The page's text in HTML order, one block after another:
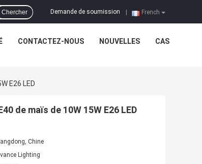
French
Demande de soumission
Chercher
CONTACTEZ-NOUS NOUVELLES CAS
E26 LED
de maïs de 10W 15W E26 LED
Chine
Lighting